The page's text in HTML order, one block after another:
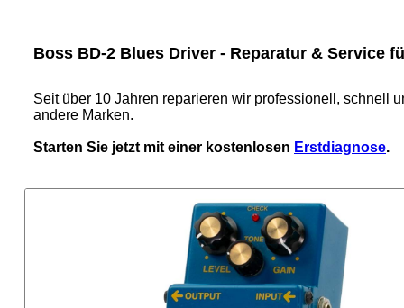
Boss BD-2 Blues Driver - Reparatur & Service
Seit über 10 Jahren reparieren wir professionell, schnell
andere Marken.
Starten Sie jetzt mit einer kostenlosen Erstdiagnose.